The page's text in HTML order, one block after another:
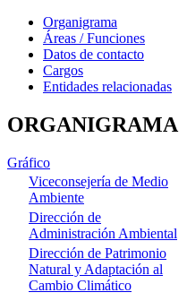
Organigrama
Áreas / Funciones
Datos de contacto
Cargos
Entidades relacionadas
ORGANIGRAMA
Gráfico
Viceconsejería de Medio
Ambiente
Dirección de
Administración Ambiental
Dirección de Patrimonio
Natural y Adaptación al
Cambio Climático